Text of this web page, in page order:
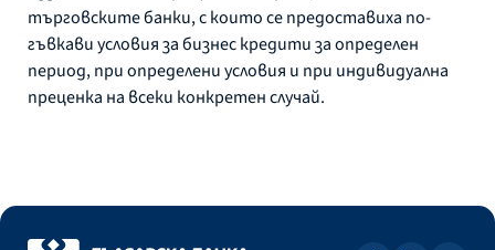
търговските банки, с които се предоставиха по-
гъвкави условия за бизнес кредити за определен
период, при определени условия и при индивидуална
преценка на всеки конкретен случай.